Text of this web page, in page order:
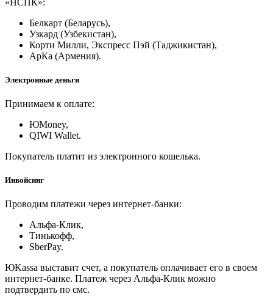
Белкарт (Беларусь),
Узкард (Узбекистан),
Корти Милли, Экспресс Пэй (Таджикистан),
АрКа (Армения).
Электронные деньги
Принимаем к оплате:
ЮMoney,
QIWI Wallet.
Покупатель платит из электронного кошелька.
Инвойсинг
Проводим платежи через интернет-банки:
Альфа-Клик,
Тинькофф,
SberPay.
ЮKassa выставит счет, а покупатель оплачивает его в своем
интернет-банке. Платеж через Альфа-Клик можно
подтвердить по смс.